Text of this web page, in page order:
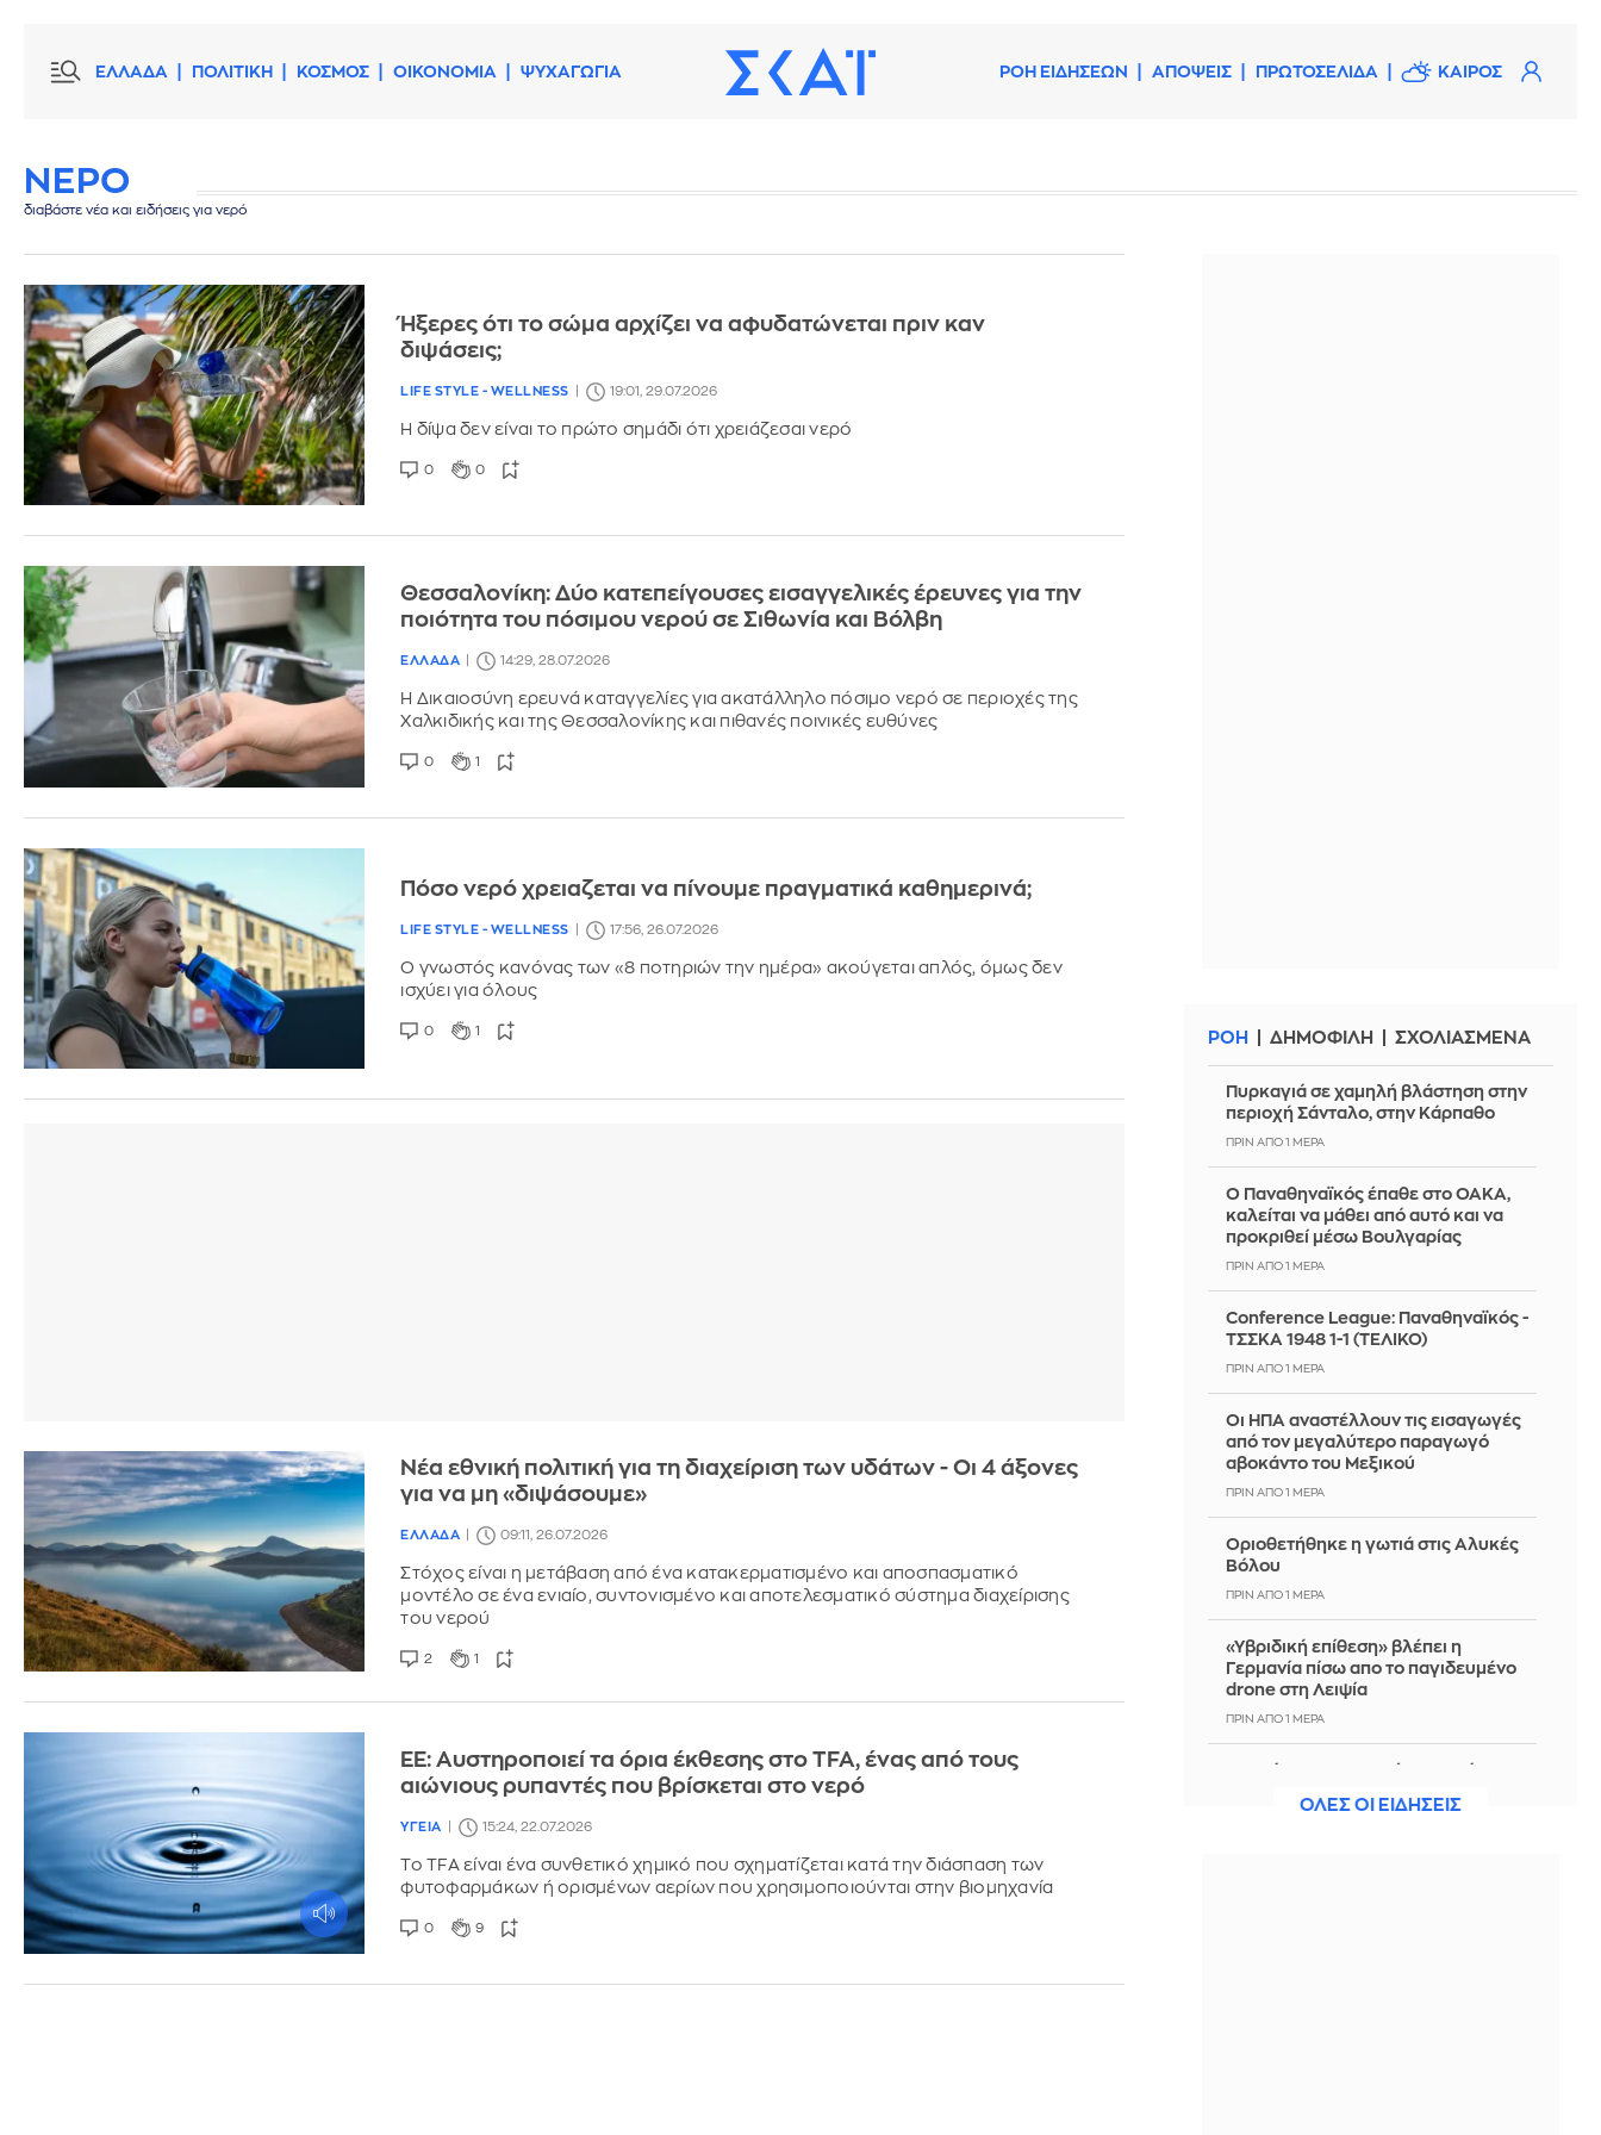
ΕΛΛΑΔΑ ΠΟΛΙΤΙΚΗ ΚΟΣΜΟΣ ΟΙΚΟΝΟΜΙΑ ΨΥΧΑΓΩΓΙΑ ΡΟΗ ΕΙΔΗΣΕΩΝ ΑΠΟΨΕΙΣ ΠΡΩΤΟΣΕΛΙΔΑ ΚΑΙΡΟΣ
ΝΕΡΟ
διαβάστε νέα και ειδήσεις για νερό
Ήξερες ότι το σώμα αρχίζει να αφυδατώνεται πριν καν
διψάσεις;
LIFE STYLE - WELLNESS 19:01, 29.07.2026
Η δίψα δεν είναι το πρώτο σημάδι ότι χρειάζεσαι νερό
0 0
Θεσσαλονίκη: Δύο κατεπείγουσες εισαγγελικές έρευνες για την
ποιότητα του πόσιμου νερού σε Σιθωνία και Βόλβη
ΕΛΛΑΔΑ 14:29, 28.07.2026
Η Δικαιοσύνη ερευνά καταγγελίες για ακατάλληλο πόσιμο νερό σε περιοχές της
Χαλκιδικής και της Θεσσαλονίκης και πιθανές ποινικές ευθύνες
0 1
Πόσο νερό χρειαζεται να πίνουμε πραγματικά καθημερινά;
LIFE STYLE - WELLNESS 17:56, 26.07.2026
Ο γνωστός κανόνας των «8 ποτηριών την ημέρα» ακούγεται απλός, όμως δεν
ισχύει για όλους
0 1
Νέα εθνική πολιτική για τη διαχείριση των υδάτων - Οι 4 άξονες
για να μη «διψάσουμε»
ΕΛΛΑΔΑ 09:11, 26.07.2026
Στόχος είναι η μετάβαση από ένα κατακερματισμένο και αποσπασματικό
μοντέλο σε ένα ενιαίο, συντονισμένο και αποτελεσματικό σύστημα διαχείρισης
του νερού
2 1
ΕΕ: Αυστηροποιεί τα όρια έκθεσης στο TFA, ένας από τους
αιώνιους ρυπαντές που βρίσκεται στο νερό
ΥΓΕΙΑ 15:24, 22.07.2026
Το TFA είναι ένα συνθετικό χημικό που σχηματίζεται κατά την διάσπαση των
φυτοφαρμάκων ή ορισμένων αερίων που χρησιμοποιούνται στην βιομηχανία
0 9
ΡΟΗ ΔΗΜΟΦΙΛΗ ΣΧΟΛΙΑΣΜΕΝΑ
Πυρκαγιά σε χαμηλή βλάστηση στην
περιοχή Σάνταλο, στην Κάρπαθο
ΠΡΙΝ ΑΠΌ 1 ΜΈΡΑ
Ο Παναθηναϊκός έπαθε στο ΟΑΚΑ,
καλείται να μάθει από αυτό και να
προκριθεί μέσω Βουλγαρίας
ΠΡΙΝ ΑΠΌ 1 ΜΈΡΑ
Conference League: Παναθηναϊκός -
ΤΣΣΚΑ 1948 1-1 (ΤΕΛΙΚΟ)
ΠΡΙΝ ΑΠΌ 1 ΜΈΡΑ
Οι ΗΠΑ αναστέλλουν τις εισαγωγές
από τον μεγαλύτερο παραγωγό
αβοκάντο του Μεξικού
ΠΡΙΝ ΑΠΌ 1 ΜΈΡΑ
Οριοθετήθηκε η γωτιά στις Αλυκές
Βόλου
ΠΡΙΝ ΑΠΌ 1 ΜΈΡΑ
«Υβριδική επίθεση» βλέπει η
Γερμανία πίσω απο το παγιδευμένο
drone στη Λειψία
ΠΡΙΝ ΑΠΌ 1 ΜΈΡΑ
ΟΛΕΣ ΟΙ ΕΙΔΗΣΕΙΣ